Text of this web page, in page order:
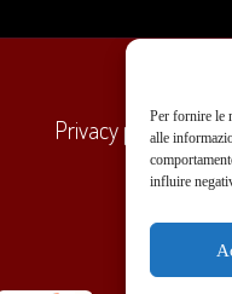
Per fornire le
alle
influire
Privacy policy